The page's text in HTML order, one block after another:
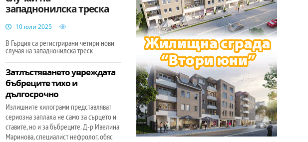
западнонилска треска
10 юли 2025
В Гърция са регистрирани четири нови
случая на западнонилска треск
Затлъстяването увреждата
бъбреците тихо и
дългосрочно
Излишните килограми представляват
сериозна заплаха не само за сърцето и
ставите, но и за бъбреците. Д-р Ивелина
Маринова, специалист нефролог, обяс